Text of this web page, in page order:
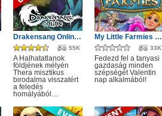
Drakensang Online - A Halhatatlanok árnya
55K
A Halhatatlanok
földjének mélyén
Thera misztikus
birodalma visszatért
a feledés
homályából....
My Little Farmies Valentin nap
33K
Fedezd fel a tanyasi
gazdaság minden
szépségét Valentin
nap alkalmából!